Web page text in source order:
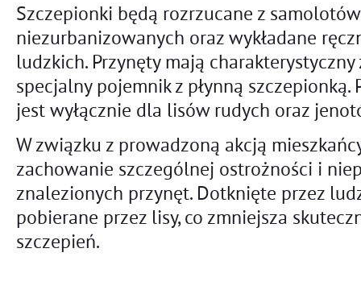
Szczepionki będą rozrzucane z
niezurbanizowanych oraz wykładane
ludzkich. Przynęty mają
specjalny pojemnik z płynną szczepionką.
jest wyłącznie dla lisów rudych oraz
W związku z prowadzoną akcją
zachowanie szczególnej ostrożności i
znalezionych przynęt. Dotknięte przez
pobierane przez lisy, co zmniejsza
szczepień.